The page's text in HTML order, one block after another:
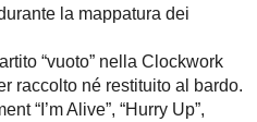
la mappatura dei
“vuoto” nella Clockwork
raccolto né restituito al bardo.
“I’m Alive”, “Hurry Up”,